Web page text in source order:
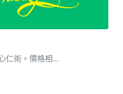
仁術。價格相...